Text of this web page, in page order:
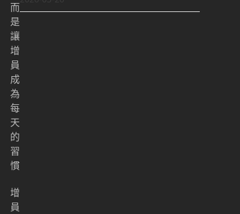
而
是
讓
增
員
成
為
每
天
的
習
慣
增
員